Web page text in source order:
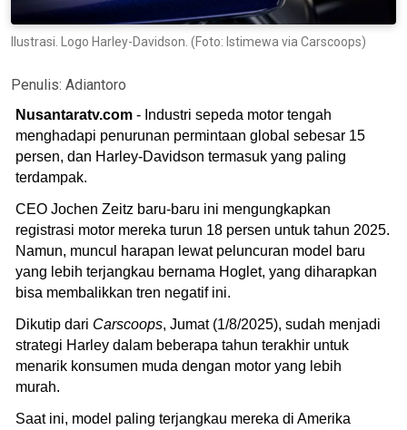
Ilustrasi. Logo Harley-Davidson. (Foto: Istimewa via Carscoops)
Penulis: Adiantoro
Nusantaratv.com - Industri sepeda motor tengah
menghadapi penurunan permintaan global sebesar 15
persen, dan Harley-Davidson termasuk yang paling
terdampak.
CEO Jochen Zeitz baru-baru ini mengungkapkan
registrasi motor mereka turun 18 persen untuk tahun 2025.
Namun, muncul harapan lewat peluncuran model baru
yang lebih terjangkau bernama Hoglet, yang diharapkan
bisa membalikkan tren negatif ini.
Dikutip dari Carscoops, Jumat (1/8/2025), sudah menjadi
strategi Harley dalam beberapa tahun terakhir untuk
menarik konsumen muda dengan motor yang lebih
murah.
Saat ini, model paling terjangkau mereka di Amerika